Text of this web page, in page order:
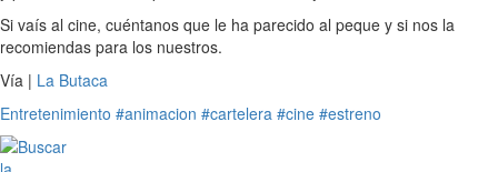
Si vaís al cine, cuéntanos que le ha parecido al peque y si nos la
recomiendas para los nuestros.
Vía | La Butaca
Entretenimiento #animacion #cartelera #cine #estreno